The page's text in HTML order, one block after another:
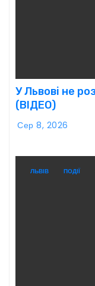
У Львові не
(ВІДЕО)
Сер 8, 2026
ЛЬВІВ ПОДІЇ